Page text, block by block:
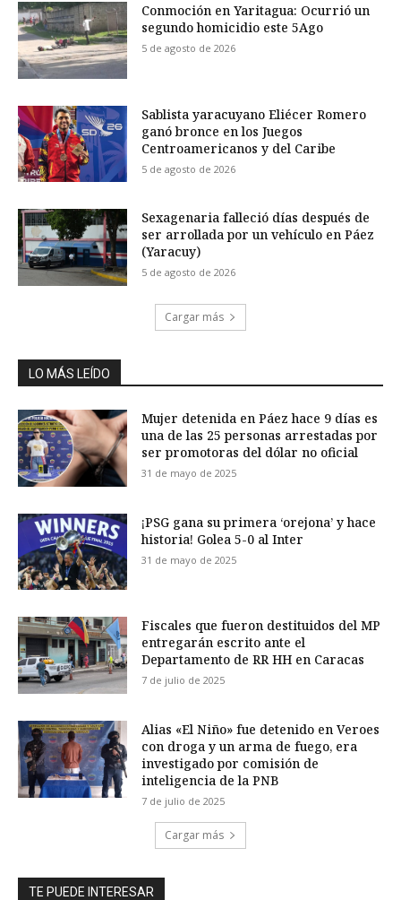
Conmoción en Yaritagua: Ocurrió un
segundo homicidio este 5Ago
5 de agosto de 2026
Sablista yaracuyano Eliécer Romero
ganó bronce en los Juegos
Centroamericanos y del Caribe
5 de agosto de 2026
Sexagenaria falleció días después de
ser arrollada por un vehículo en Páez
(Yaracuy)
5 de agosto de 2026
Cargar más
LO MÁS LEÍDO
Mujer detenida en Páez hace 9 días es
una de las 25 personas arrestadas por
ser promotoras del dólar no oficial
31 de mayo de 2025
¡PSG gana su primera ‘orejona’ y hace
historia! Golea 5-0 al Inter
31 de mayo de 2025
Fiscales que fueron destituidos del MP
entregarán escrito ante el
Departamento de RR HH en Caracas
7 de julio de 2025
Alias «El Niño» fue detenido en Veroes
con droga y un arma de fuego, era
investigado por comisión de
inteligencia de la PNB
7 de julio de 2025
Cargar más
TE PUEDE INTERESAR